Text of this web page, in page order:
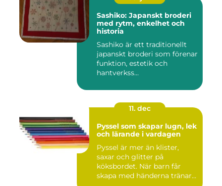
Sashiko: Japanskt broderi
med rytm, enkelhet och
historia
Sashiko är ett traditionellt
japanskt broderi som förenar
funktion, estetik och
hantverkss...
11. dec
Pyssel som skapar lugn, lek
och lärande i vardagen
Pyssel är mer än klister,
saxar och glitter på
köksbordet. När barn får
skapa med händerna tränar